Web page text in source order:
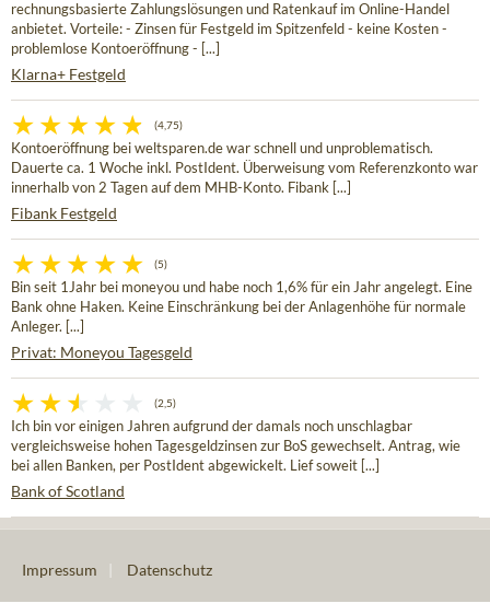
rechnungsbasierte Zahlungslösungen und Ratenkauf im Online-Handel
anbietet. Vorteile: - Zinsen für Festgeld im Spitzenfeld - keine Kosten -
problemlose Kontoeröffnung - [...]
Klarna+ Festgeld
(4,75)
Kontoeröffnung bei weltsparen.de war schnell und unproblematisch.
Dauerte ca. 1 Woche inkl. PostIdent. Überweisung vom Referenzkonto war
innerhalb von 2 Tagen auf dem MHB-Konto. Fibank [...]
Fibank Festgeld
(5)
Bin seit 1Jahr bei moneyou und habe noch 1,6% für ein Jahr angelegt. Eine
Bank ohne Haken. Keine Einschränkung bei der Anlagenhöhe für normale
Anleger. [...]
Privat: Moneyou Tagesgeld
(2,5)
Ich bin vor einigen Jahren aufgrund der damals noch unschlagbar
vergleichsweise hohen Tagesgeldzinsen zur BoS gewechselt. Antrag, wie
bei allen Banken, per PostIdent abgewickelt. Lief soweit [...]
Bank of Scotland
Impressum Datenschutz